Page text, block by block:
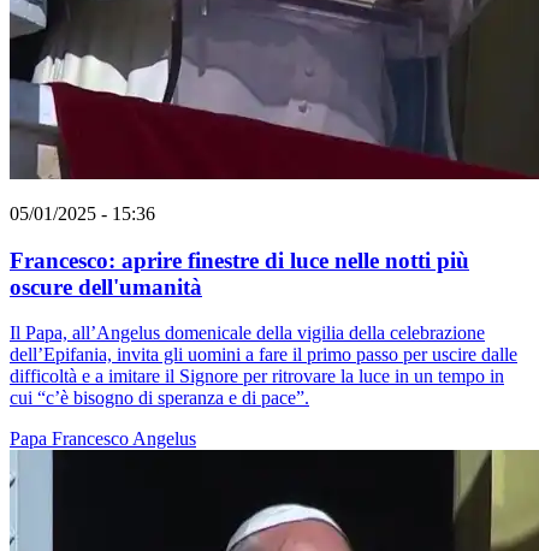
05/01/2025 - 15:36
Francesco: aprire finestre di luce nelle notti più
oscure dell'umanità
Il Papa, all’Angelus domenicale della vigilia della celebrazione
dell’Epifania, invita gli uomini a fare il primo passo per uscire dalle
difficoltà e a imitare il Signore per ritrovare la luce in un tempo in
cui “c’è bisogno di speranza e di pace”.
Papa FrancescoAngelus